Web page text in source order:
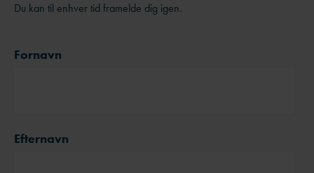
Du kan til enhver tid framelde dig igen.
Fornavn
Efternavn